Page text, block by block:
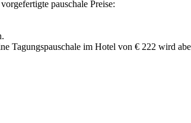
pauschale Preise:
Tagungspauschale im Hotel von € 222 wird